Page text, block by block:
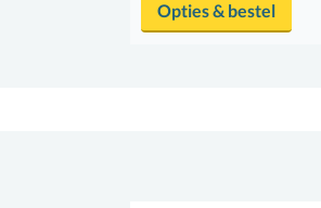
Opties & bestel